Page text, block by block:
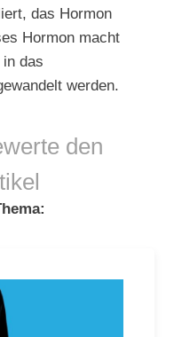
das Hormon
Hormon macht
das
werden.
den